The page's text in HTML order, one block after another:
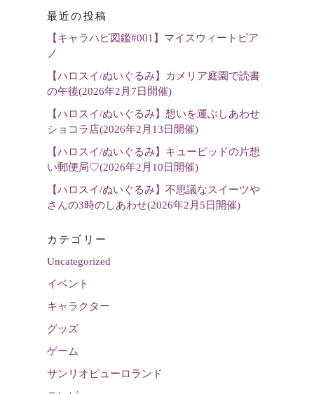
を
選
最近の投稿
【キャラハピ図鑑#001】マイスウィートピア
ノ
【ハロスイ/ぬいぐるみ】カメリア庭園で読書
の午後(2026年2月7日開催)
【ハロスイ/ぬいぐるみ】想いを運ぶしあわせ
ショコラ店(2026年2月13日開催)
【ハロスイ/ぬいぐるみ】キューピッドの片想
い郵便局♡(2026年2月10日開催)
【ハロスイ/ぬいぐるみ】不思議なスイーツや
さんの3時のしあわせ(2026年2月5日開催)
カテゴリー
Uncategorized
イベント
キャラクター
グッズ
ゲーム
サンリオピューロランド